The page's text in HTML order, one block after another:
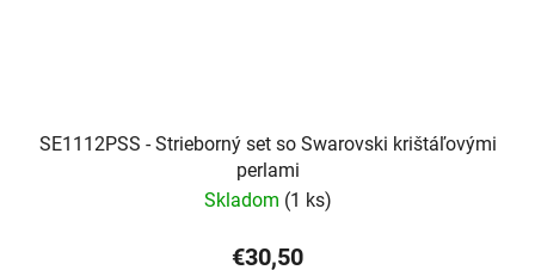
SE1112PSS - Strieborný set so Swarovski krištáľovými
perlami
Skladom (1 ks)
€30,50